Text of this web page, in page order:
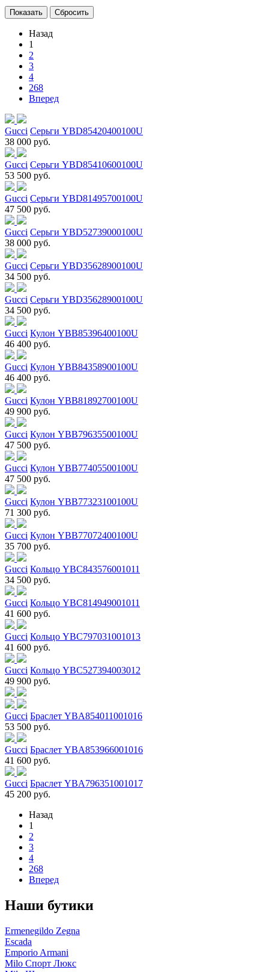
Назад
1
2
3
4
268
Вперед
Gucci Серьги YBD85420400100U
38 000 руб.
Gucci Серьги YBD85410600100U
53 500 руб.
Gucci Серьги YBD81495700100U
47 500 руб.
Gucci Серьги YBD52739000100U
38 000 руб.
Gucci Серьги YBD35628900100U
34 500 руб.
Gucci Серьги YBD35628900100U
34 500 руб.
Gucci Кулон YBB85396400100U
46 400 руб.
Gucci Кулон YBB84358900100U
46 400 руб.
Gucci Кулон YBB81892700100U
49 900 руб.
Gucci Кулон YBB79635500100U
47 500 руб.
Gucci Кулон YBB77405500100U
47 500 руб.
Gucci Кулон YBB77323100100U
71 300 руб.
Gucci Кулон YBB77072400100U
35 700 руб.
Gucci Кольцо YBC843576001011
34 500 руб.
Gucci Кольцо YBC814949001011
41 600 руб.
Gucci Кольцо YBC797031001013
41 600 руб.
Gucci Кольцо YBC527394003012
49 900 руб.
Gucci Браслет YBA854011001016
53 500 руб.
Gucci Браслет YBA853966001016
41 600 руб.
Gucci Браслет YBA796351001017
45 200 руб.
Назад
1
2
3
4
268
Вперед
Наши бутики
Ermenegildo Zegna
Escada
Emporio Armani
Milo Спорт Люкс